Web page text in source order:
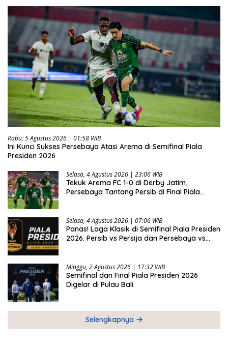
Rabu, 5 Agustus 2026 | 01:58 WIB
Ini Kunci Sukses Persebaya Atasi Arema di Semifinal Piala
Presiden 2026
Selasa, 4 Agustus 2026 | 23:06 WIB
Tekuk Arema FC 1-0 di Derby Jatim,
Persebaya Tantang Persib di Final Piala
Selasa, 4 Agustus 2026 | 07:06 WIB
Panas! Laga Klasik di Semifinal Piala Presiden
2026: Persib vs Persija dan Persebaya vs
Minggu, 2 Agustus 2026 | 17:32 WIB
Semifinal dan Final Piala Presiden 2026
Digelar di Pulau Bali
Selengkapnya